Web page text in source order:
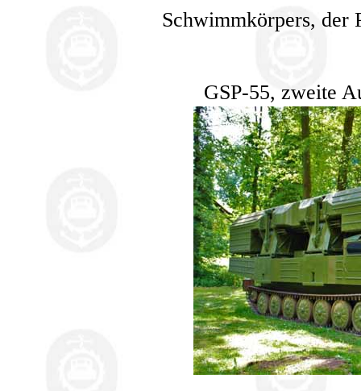
Schwimmkörpers, der
GSP-55, zweite